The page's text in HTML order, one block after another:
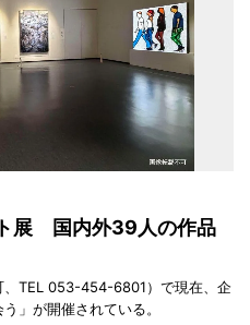
展 国内外39人の作品
、TEL 053-454-6801）で現在、企
」が開催されている。